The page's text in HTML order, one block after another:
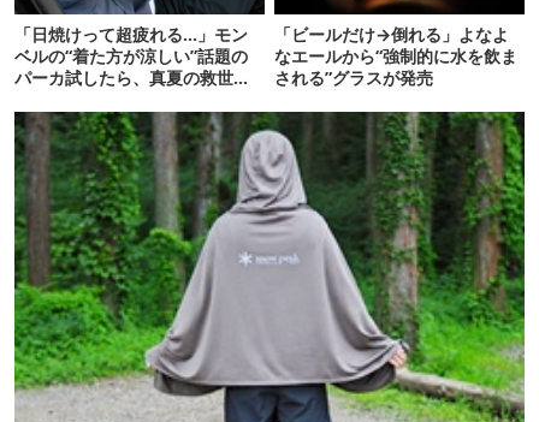
「日焼けって超疲れる…」モン
ベルの“着た方が涼しい”話題の
パーカ試したら、真夏の救世主
「ビールだけ→倒れる」よなよ
なエールから“強制的に水を飲ま
される”グラスが発売